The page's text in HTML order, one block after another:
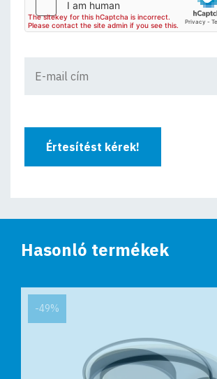
Értesítést kérek!
Hasonló termékek
-49%